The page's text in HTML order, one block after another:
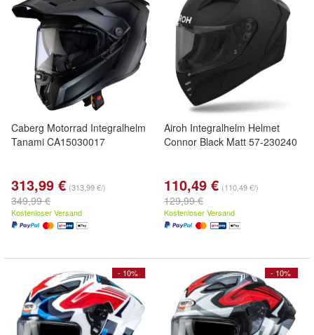
Caberg Motorrad Integralhelm
Tanami CA15030017
313,99 € (313,99 €/)
349,99 €
Kostenloser Versand
Airoh Integralhelm Helmet
Connor Black Matt 57-230240
110,49 € (110,49 €/)
129,99 €
Kostenloser Versand
- 10% - 10%